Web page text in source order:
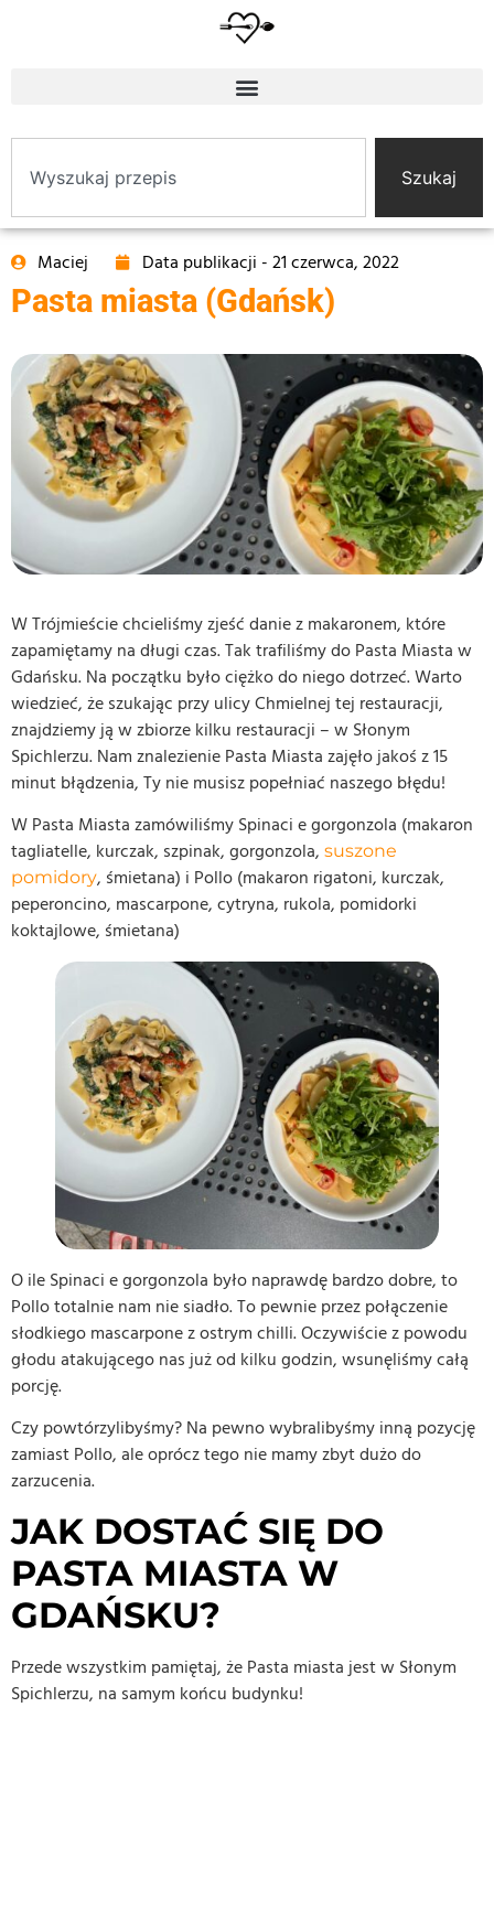
Szukaj
Maciej Data publikacji - 21 czerwca, 2022
Pasta miasta (Gdańsk)
W Trójmieście chcieliśmy zjeść danie z makaronem, które
zapamiętamy na długi czas. Tak trafiliśmy do Pasta Miasta w
Gdańsku. Na początku było ciężko do niego dotrzeć. Warto
wiedzieć, że szukając przy ulicy Chmielnej tej restauracji,
znajdziemy ją w zbiorze kilku restauracji – w Słonym
Spichlerzu. Nam znalezienie Pasta Miasta zajęło jakoś z 15
minut błądzenia, Ty nie musisz popełniać naszego błędu!
W Pasta Miasta zamówiliśmy Spinaci e gorgonzola (makaron
tagliatelle, kurczak, szpinak, gorgonzola, suszone
pomidory, śmietana) i Pollo (makaron rigatoni, kurczak,
peperoncino, mascarpone, cytryna, rukola, pomidorki
koktajlowe, śmietana)
O ile Spinaci e gorgonzola było naprawdę bardzo dobre, to
Pollo totalnie nam nie siadło. To pewnie przez połączenie
słodkiego mascarpone z ostrym chilli. Oczywiście z powodu
głodu atakującego nas już od kilku godzin, wsunęliśmy całą
porcję.
Czy powtórzylibyśmy? Na pewno wybralibyśmy inną pozycję
zamiast Pollo, ale oprócz tego nie mamy zbyt dużo do
zarzucenia.
JAK DOSTAĆ SIĘ DO
PASTA MIASTA W
GDAŃSKU?
Przede wszystkim pamiętaj, że Pasta miasta jest w Słonym
Spichlerzu, na samym końcu budynku!